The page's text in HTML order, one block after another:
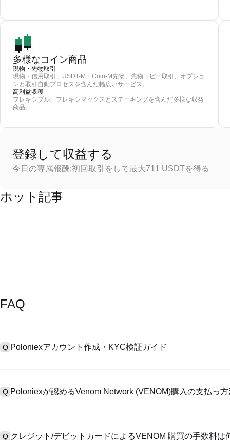
多様なコイン商品
現物・先物取引
現物・信用取引、USDT-M・Coin-M先物、先物コピー取引、オプショ
ンと取引自動プロセスを含んだ幅広いサービス。
高利益収穫
フレキシブル、フレキシマックスとステーキングを含んだ多様な収益
商品。
登録して収益する
今日の専属報酬:初回取引をして最大711 USDTを得る
ホット記事
FAQ
Q Poloniexアカウント作成・KYC検証ガイド
>「安全性」へ有効ID証明をアップし、自撮りしてKYC検証を完成
Q Poloniexが認めるVenom Network (VENOM)購入の支払っ
入金）（プロセス1～3営業日かかる）;4）$100,000超えた大額売
Q クレジット/デビットカードによるVENOM 購買の手数料は